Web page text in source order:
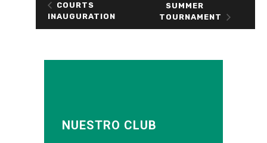
COURTS
INAUGURATION
SUMMER
TOURNAMENT
NUESTRO CLUB